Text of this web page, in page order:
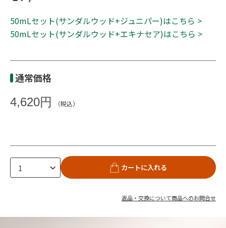
50mLセット(サンダルウッド+ジュニパー)はこちら >
50mLセット(サンダルウッド+エキナセア)はこちら >
通常価格
4,620円 （税込）
カートに入れる
返品・交換について商品へのお問合せ